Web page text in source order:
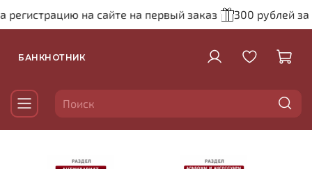
регистрацию на сайте на первый заказ 300 рублей за
БАНКНОТНИК